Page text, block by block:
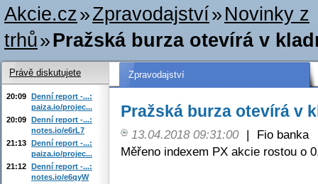
Akcie.cz»Zpravodajství» Novinky z
trhů»Pražská burza otevírá v
Zpravodajství
Pražská burza otevírá v
13.04.2018 09:31:00 |
Fio banka
Měřeno indexem PX akcie rostou o
Právě diskutujete
20:09 Denní report -...:
paiza.io/projec...
20:09 Denní report -...:
notes.io/e6rL7
21:13 Denní report -...:
paiza.io/projec...
21:12 Denní report -...:
notes.io/e6qyW